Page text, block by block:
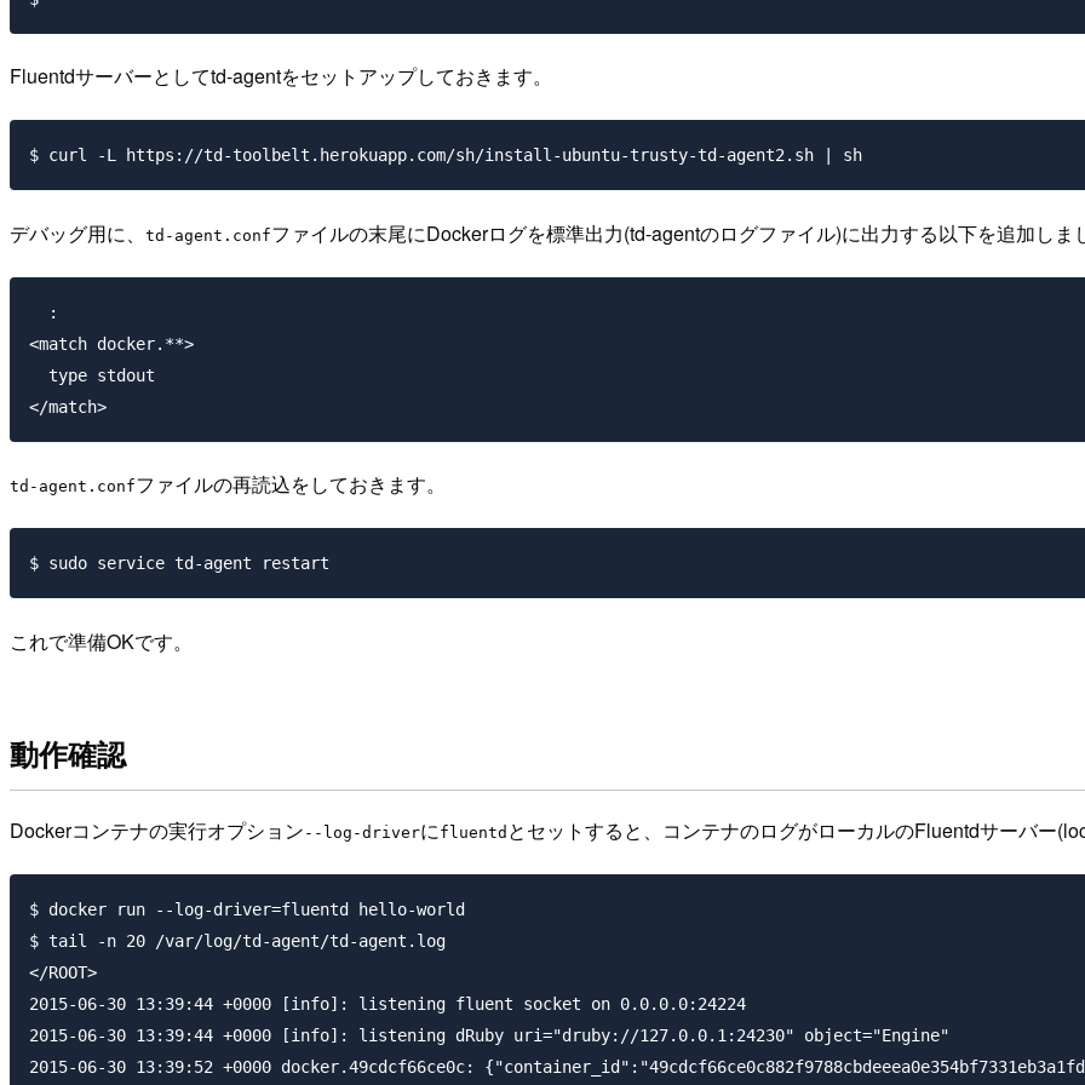
Fluentdサーバーとしてtd-agentをセットアップしておきます。
デバッグ用に、 td-agent.confファイルの末尾にDockerログを標準出力(td-agentのログファイル)に出力する以下を追加しま
  :
<match docker.**>
  type stdout
td-agent.confファイルの再読込をしておきます。
これで準備OKです。
動作確認
Dockerコンテナの実行オプション --log-driverにfluentd とセットすると、コンテナのログがローカルのFluentdサーバー
$ docker run --log-driver=fluentd hello-world
$ tail -n 20 /var/log/td-agent/td-agent.log
</ROOT>
2015-06-30 13:39:44 +0000 [info]: listening fluent socket on 0.0.0.0:24224
2015-06-30 13:39:44 +0000 [info]: listening dRuby uri="druby://127.0.0.1:24230" object="Engine"
2015-06-30 13:39:52 +0000 docker.49cdcf66ce0c: